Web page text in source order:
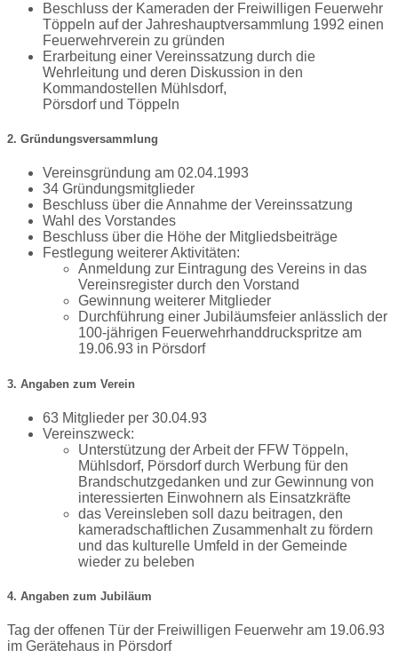
Beschluss der Kameraden der Freiwilligen Feuerwehr
Töppeln auf der Jahreshauptversammlung 1992 einen
Feuerwehrverein zu gründen
Erarbeitung einer Vereinssatzung durch die
Wehrleitung und deren Diskussion in den
Kommandostellen Mühlsdorf,
Pörsdorf und Töppeln
2. Gründungsversammlung
Vereinsgründung am 02.04.1993
34 Gründungsmitglieder
Beschluss über die Annahme der Vereinssatzung
Wahl des Vorstandes
Beschluss über die Höhe der Mitgliedsbeiträge
Festlegung weiterer Aktivitäten:
Anmeldung zur Eintragung des Vereins in das
Vereinsregister durch den Vorstand
Gewinnung weiterer Mitglieder
Durchführung einer Jubiläumsfeier anlässlich der
100-jährigen Feuerwehrhanddruckspritze am
19.06.93 in Pörsdorf
3. Angaben zum Verein
63 Mitglieder per 30.04.93
Vereinszweck:
Unterstützung der Arbeit der FFW Töppeln,
Mühlsdorf, Pörsdorf durch Werbung für den
Brandschutzgedanken und zur Gewinnung von
interessierten Einwohnern als Einsatzkräfte
das Vereinsleben soll dazu beitragen, den
kameradschaftlichen Zusammenhalt zu fördern
und das kulturelle Umfeld in der Gemeinde
wieder zu beleben
4. Angaben zum Jubiläum
Tag der offenen Tür der Freiwilligen Feuerwehr am 19.06.93
im Gerätehaus in Pörsdorf